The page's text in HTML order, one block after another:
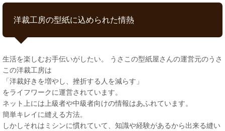
洋裁工房の型紙に込められた情熱
生活を楽しむお手伝いがしたい。 うさこの型紙屋さんの運営元のうさ
この洋裁工房は
「洋裁好きを増やし、挫折する人を減らす」
をライフワークに運営されています。
ネット上には上級者や中級者向けの情報はあふれています。
簡単キレイに縫える方法。
しかしそれはミシンに慣れていて、知識や経験があるから出来る縫い